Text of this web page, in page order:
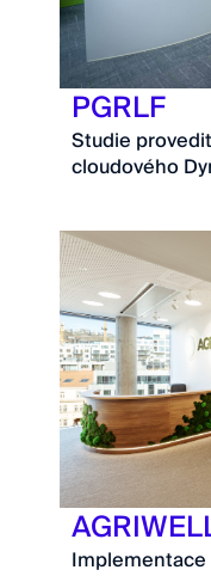
PGRLF
Studie
cloudového